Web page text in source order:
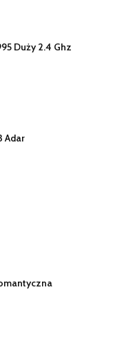
Duży 2.4 Ghz
Adar